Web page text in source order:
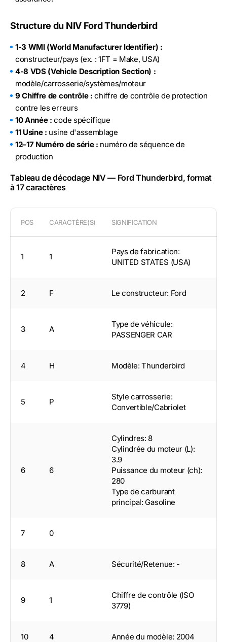
Structure du NIV Ford Thunderbird
1-3 WMI (World Manufacturer Identifier) :
constructeur/pays (ex. : 1FT = Make, USA)
4-8 VDS (Vehicle Description Section) :
modèle/carrosserie/systèmes/moteur
9 Chiffre de contrôle : chiffre de contrôle de protection
contre les erreurs
10 Année : code spécifique
11 Usine : usine d'assemblage
12–17 Numéro de série : numéro de séquence de
production
Tableau de décodage NIV — Ford Thunderbird, format
à 17 caractères
POS CARACTÈRE(S) SIGNIFICATION
1 1
Pays de fabrication:
UNITED STATES (USA)
2 F Le constructeur: Ford
3 A
Type de véhicule:
PASSENGER CAR
4 H Modèle: Thunderbird
5 P
Style carrosserie:
Convertible/Cabriolet
6 6
Cylindres: 8
Cylindrée du moteur (L):
3.9
Puissance du moteur (ch):
280
Type de carburant
principal: Gasoline
7 0
8 A Sécurité/Retenue: -
9 1
Chiffre de contrôle (ISO
3779)
10 4 Année du modèle: 2004